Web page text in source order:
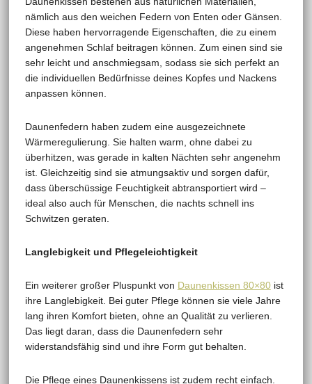
nämlich aus den weichen Federn von Enten oder Gänsen.
Diese haben hervorragende Eigenschaften, die zu einem
angenehmen Schlaf beitragen können. Zum einen sind sie
sehr leicht und anschmiegsam, sodass sie sich perfekt an
die individuellen Bedürfnisse deines Kopfes und Nackens
anpassen können.
Daunenfedern haben zudem eine ausgezeichnete
Wärmeregulierung. Sie halten warm, ohne dabei zu
überhitzen, was gerade in kalten Nächten sehr angenehm
ist. Gleichzeitig sind sie atmungsaktiv und sorgen dafür,
dass überschüssige Feuchtigkeit abtransportiert wird –
ideal also auch für Menschen, die nachts schnell ins
Schwitzen geraten.
Langlebigkeit und Pflegeleichtigkeit
Ein weiterer großer Pluspunkt von Daunenkissen 80×80ist
ihre Langlebigkeit. Bei guter Pflege können sie viele Jahre
lang ihren Komfort bieten, ohne an Qualität zu verlieren.
Das liegt daran, dass die Daunenfedern sehr
widerstandsfähig sind und ihre Form gut behalten.
Die Pflege eines Daunenkissens ist zudem recht einfach.